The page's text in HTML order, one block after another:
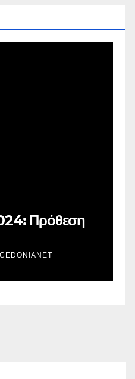
Πρόθεση